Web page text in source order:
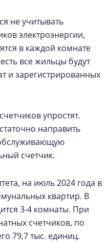
не учитывать
электроэнергии,
в каждой комнате
все жильцы будут
и зарегистрированных
упростят.
направить
счетчик.
на июль 2024 года в
квартир. В
3-4 комнаты. При
счетчиков, по
79,7 тыс. единиц.